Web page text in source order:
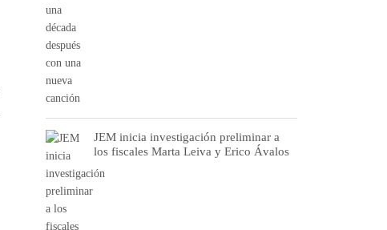
JEM inicia investigación preliminar a
los fiscales Marta Leiva y Erico Ávalos